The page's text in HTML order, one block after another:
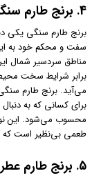
4. برنج طارم
برنج طارم سنگی یکی
سفت و محکم خود به
مناطق سردسیر شمال
برابر شرایط سخت
می‌آید. برنج طارم
برای کسانی که به
محسوب می‌شود. این نوع
طعمی بی‌نظیر است که
5. برنج طارم